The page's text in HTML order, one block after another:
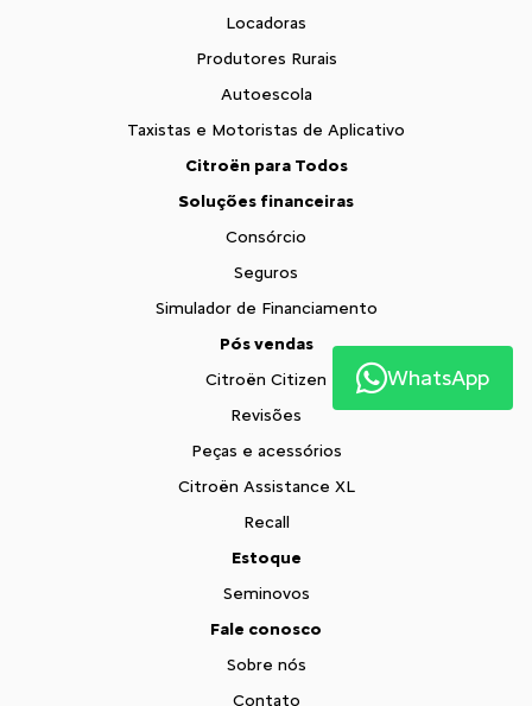
Locadoras
Produtores Rurais
Autoescola
Taxistas e Motoristas de Aplicativo
Citroën para Todos
Soluções financeiras
Consórcio
Seguros
Simulador de Financiamento
Pós vendas
Citroën Citizen
Revisões
Peças e acessórios
Citroën Assistance XL
Recall
Estoque
Seminovos
Fale conosco
Sobre nós
Contato
WhatsApp